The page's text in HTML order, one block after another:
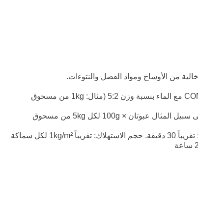
من الأوساخ ومواد الفصل والنتوءات.
اخلط مسحوق CONCRETE EFFECT مع الماء بنسبة وزن 5:2 (مثال: 1kg من مسحوق
أضف حوالي 2% من صبغة WB، على سبيل المثال عبوتان × 100g لكل 5kg من مسحوق
ضع المادة بالمِسطرينة. زمن العمل: تقريباً 30 دقيقة. حجم الاستهلاك: تقريباً 1kg/m² لكل سماكة